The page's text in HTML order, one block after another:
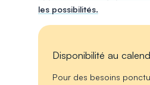
les possibilités.
Disponibilité au
Pour des besoins